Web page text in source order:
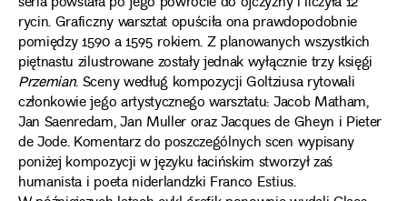
rycin. Graficzny warsztat opuściła ona prawdopodobnie
pomiędzy 1590 a 1595 rokiem. Z planowanych wszystkich
piętnastu zilustrowane zostały jednak wyłącznie trzy księgi
Przemian. Sceny według kompozycji Goltziusa rytowali
członkowie jego artystycznego warsztatu: Jacob Matham,
Jan Saenredam, Jan Muller oraz Jacques de Gheyn i Pieter
de Jode. Komentarz do poszczególnych scen wypisany
poniżej kompozycji w języku łacińskim stworzył zaś
humanista i poeta niderlandzki Franco Estius.